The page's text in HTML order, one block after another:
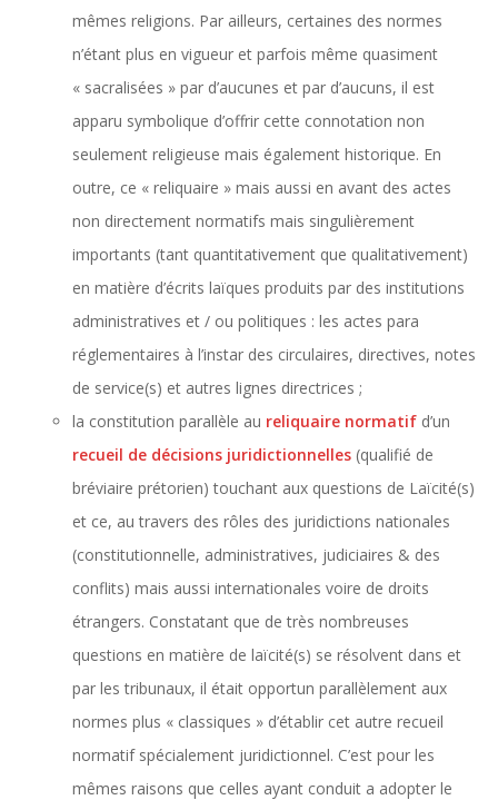
mêmes religions. Par ailleurs, certaines des normes
n’étant plus en vigueur et parfois même quasiment
« sacralisées » par d’aucunes et par d’aucuns, il est
apparu symbolique d’offrir cette connotation non
seulement religieuse mais également historique. En
outre, ce « reliquaire » mais aussi en avant des actes
non directement normatifs mais singulièrement
importants (tant quantitativement que qualitativement)
en matière d’écrits laïques produits par des institutions
administratives et / ou politiques : les actes para
réglementaires à l’instar des circulaires, directives, notes
de service(s) et autres lignes directrices ;
la constitution parallèle au reliquaire normatif d’un
recueil de décisions juridictionnelles (qualifié de
bréviaire prétorien) touchant aux questions de Laïcité(s)
et ce, au travers des rôles des juridictions nationales
(constitutionnelle, administratives, judiciaires & des
conflits) mais aussi internationales voire de droits
étrangers. Constatant que de très nombreuses
questions en matière de laïcité(s) se résolvent dans et
par les tribunaux, il était opportun parallèlement aux
normes plus « classiques » d’établir cet autre recueil
normatif spécialement juridictionnel. C’est pour les
mêmes raisons que celles ayant conduit a adopter le